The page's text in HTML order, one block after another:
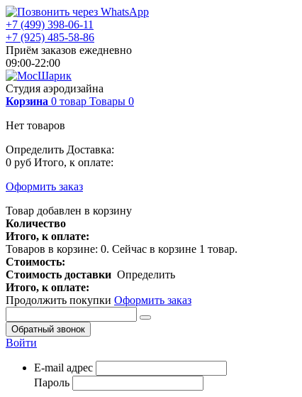
+7 (499) 398-06-11
+7 (925) 485-58-86
Приём заказов ежедневно
09:00-22:00
Студия аэродизайна
Корзина 0 товар Товары 0
Нет товаров
Определить Доставка:
0 руб Итого, к оплате:
Оформить заказ
Товар добавлен в корзину
Количество
Итого, к оплате:
Товаров в корзине: 0. Сейчас в корзине 1 товар.
Стоимость:
Стоимость доставки Определить
Итого, к оплате:
Продолжить покупки Оформить заказ
Обратный звонок
Войти
E-mail адрес
Пароль